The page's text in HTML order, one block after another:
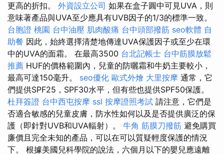
更高的折扣。 外資設立公司 如果在盒子圓中可見UVA，則
意味著產品與UVA至少應具有UVB因子的1/3的標準一致。
台胞證 桃園 台中油壓 肌肉酸痛 台中頭部撥筋 seo軟體 自
助餐 因此，始終選擇清楚地傳達UVA保護因子或至少在環
中的UVA的面霜。 在最高3500 台北記帳士 台中筋膜放鬆
推薦 HUF的價格範圍內，兒童的防曬霜和牛奶主要較小，
最高可達150毫升。 seo優化 歐式外燴 大里按摩 通常，它
們提供SPF25，SPF30水平，但有些也提供SPF50保護。
杜拜簽證 台中西屯按摩 ssl 按摩證照考試 請注意，它們是
否適合敏感的兒童皮膚，防水性如何以及是否提供廣泛的保
護（即針對UVB和UVA輻射）。 牛角 筋膜刀撥筋 避免購買
廉價且完全未知的產品，可以在可以質疑輕度保護的情況
下。 根據美國兒科學院的說法，六個月以下的嬰兒應遠離